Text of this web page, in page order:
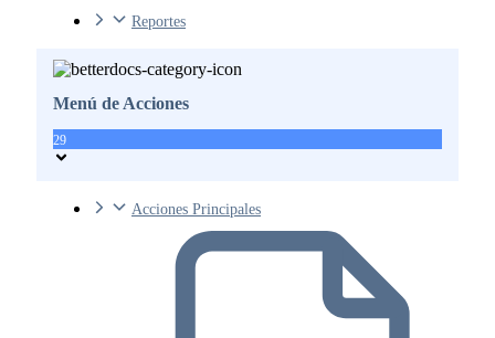
Reportes
Menú de Acciones
29
Acciones Principales